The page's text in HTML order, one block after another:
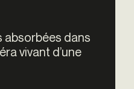
absorbées dans
vivant d’une